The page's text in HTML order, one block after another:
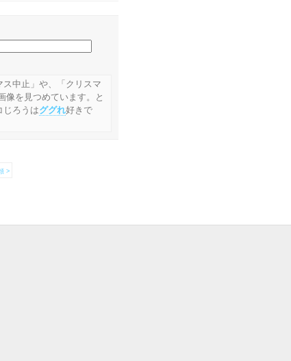
中止」や、「クリスマ
像を見つめています。と
ろうはググれ好きで
>